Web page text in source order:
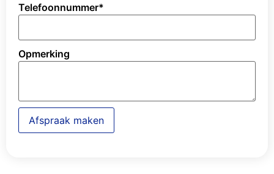
Telefoonnummer*
Opmerking
Afspraak maken